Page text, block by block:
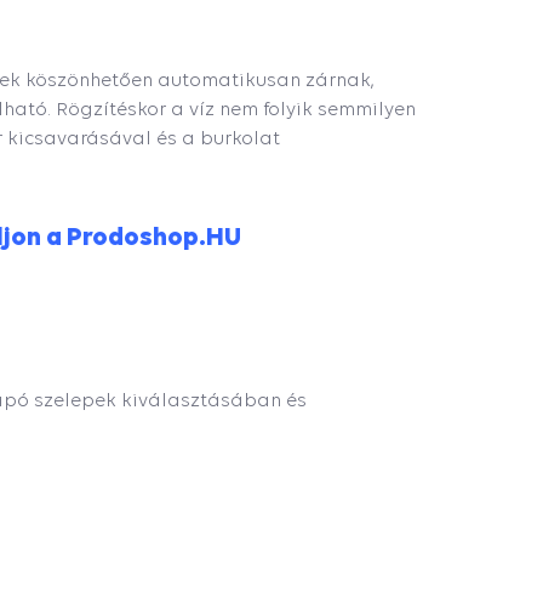
köszönhetően automatikusan zárnak,
Rögzítéskor a víz nem folyik semmilyen
kicsavarásával és a burkolat
a Prodoshop.HU
szelepek kiválasztásában és